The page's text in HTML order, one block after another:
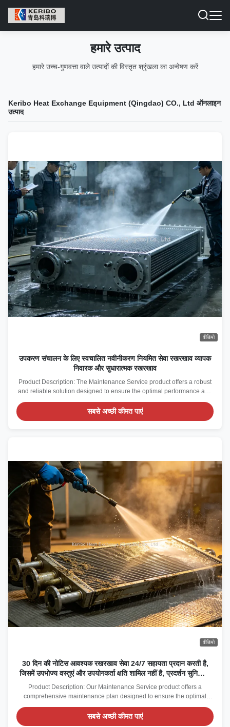
हमारे उत्पाद
हमारे उच्च-गुणवत्ता वाले उत्पादों की विस्तृत श्रृंखला का अन्वेषण करें
Keribo Heat Exchange Equipment (Qingdao) CO., Ltd ऑनलाइन
उत्पाद
वीडियो
उपकरण संचालन के लिए स्वचालित नवीनीकरण नियमित सेवा रखरखाव व्यापक
निवारक और सुधारात्मक रखरखाव
Product Description: The Maintenance Service product offers a robust
and reliable solution designed to ensure the optimal performance and
longevity of your equipment through Technical Maintenance
Assistance. This service is tailored to meet diverse operational needs
सबसे अच्छी कीमत पाएं
वीडियो
30 दिन की नोटिस आवश्यक रखरखाव सेवा 24/7 सहायता प्रदान करती है,
जिसमें उपभोज्य वस्तुएं और उपयोगकर्ता क्षति शामिल नहीं है, प्रदर्शन सुनिश्चित
करती है
Product Description: Our Maintenance Service product offers a
comprehensive maintenance plan designed to ensure the optimal
performance and longevity of your equipment. Tailored to meet the
diverse needs of businesses and individuals alike, this service
सबसे अच्छी कीमत पाएं